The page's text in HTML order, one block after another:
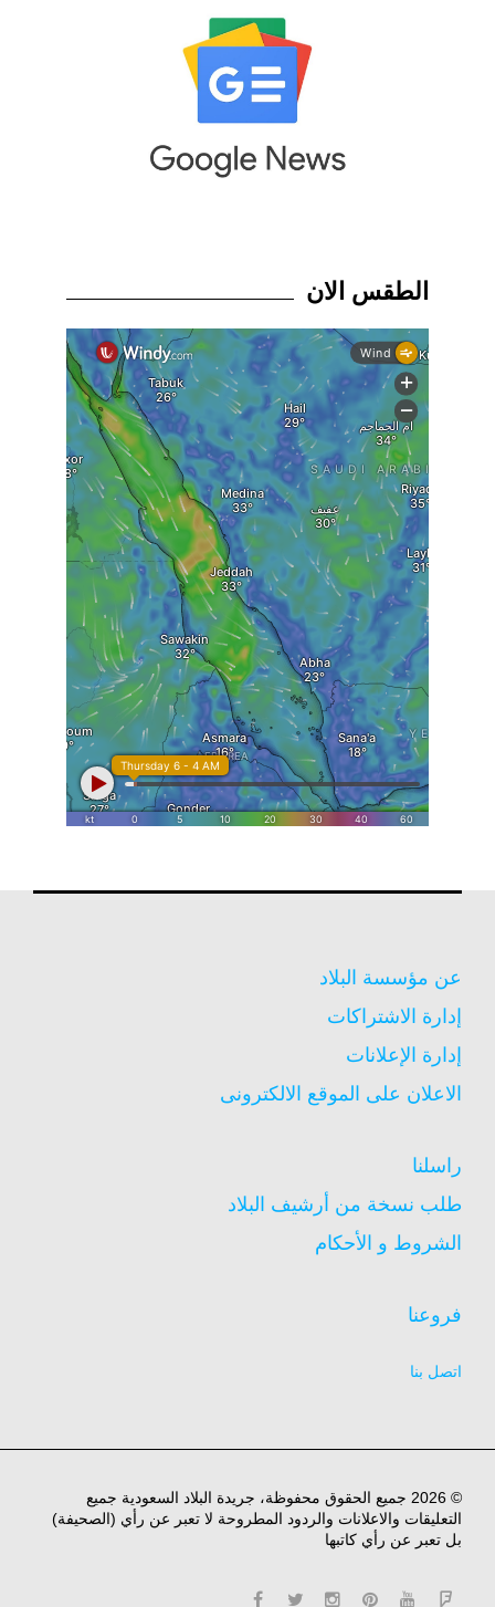
الطقس الان
عن مؤسسة البلاد
إدارة الاشتراكات
إدارة الإعلانات
الاعلان على الموقع الالكترونى
راسلنا
طلب نسخة من أرشيف البلاد
الشروط و الأحكام
فروعنا
اتصل بنا
© 2026 جميع الحقوق محفوظة، جريدة البلاد السعودية جميع
التعليقات والاعلانات والردود المطروحة لا تعبر عن رأي (الصحيفة)
بل تعبر عن رأي كاتبها